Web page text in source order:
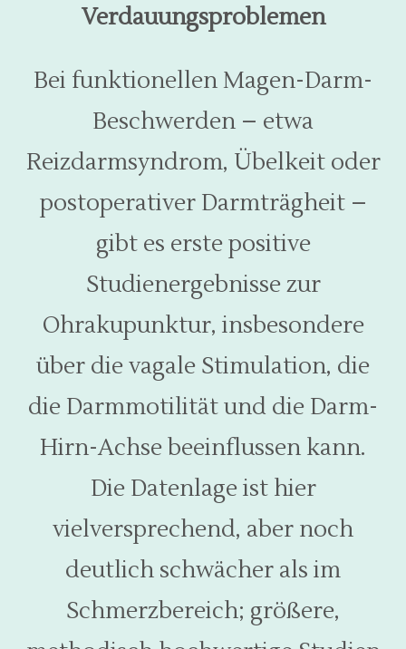
Verdauungsproblemen
Bei funktionellen Magen-Darm-
Beschwerden – etwa
Reizdarmsyndrom, Übelkeit oder
postoperativer Darmträgheit –
gibt es erste positive
Studienergebnisse zur
Ohrakupunktur, insbesondere
über die vagale Stimulation, die
die Darmmotilität und die Darm-
Hirn-Achse beeinflussen kann.
Die Datenlage ist hier
vielversprechend, aber noch
deutlich schwächer als im
Schmerzbereich; größere,